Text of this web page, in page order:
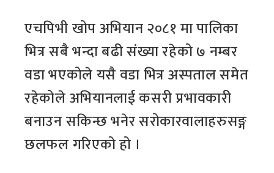
एचपिभी खोप अभियान २०८१ मा पालिका
भित्र सबै भन्दा बढी संख्या रहेको ७ नम्बर
वडा भएकोले यसै वडा भित्र अस्पताल समेत
रहेकोले अभियानलाई कसरी प्रभावकारी
बनाउन सकिन्छ भनेर सरोकारवालाहरुसङ्ग
छलफल गरिएको हो ।